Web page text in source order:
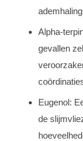
Alpha-
gevallen
Eugenol:
de